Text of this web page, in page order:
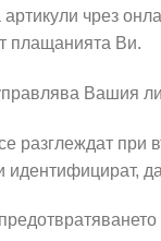
чрез
плащанията Ви.
Вашия
при